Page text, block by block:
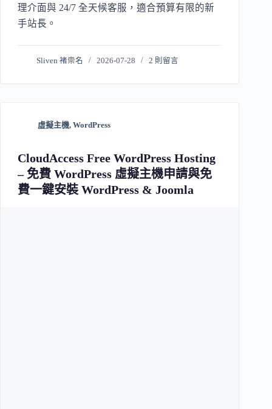
理介面與 24/7 全天候客服，適合預算有限的新
手站長。
Sliven 褚崇名 2026-07-28 2 則留言
虛擬主機, WordPress
CloudAccess Free WordPress Hosting
– 免費 WordPress 虛擬主機申請與免
費一鍵安裝 WordPress & Joomla